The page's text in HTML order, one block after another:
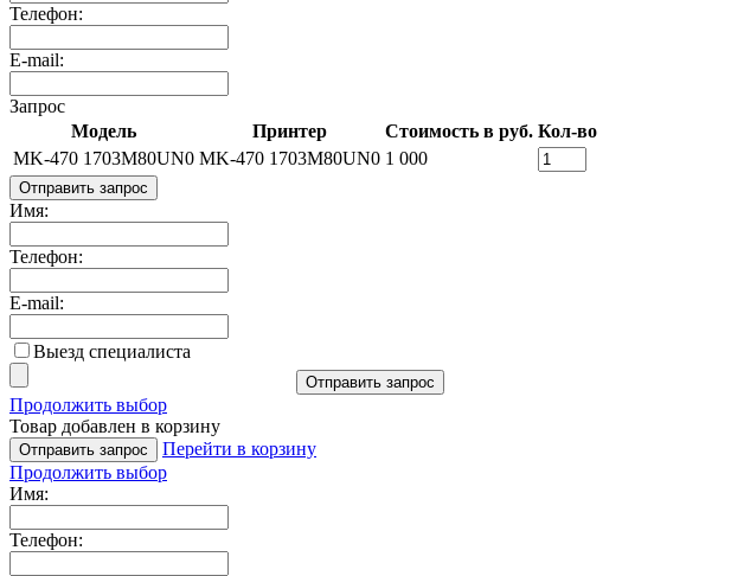
Телефон:
E-mail:
Запрос
Модель
Принтер Стоимость в руб. Кол-во
MK-470 1703M80UN0 MK-470 1703M80UN0 1 000
Отправить запрос
Имя:
Телефон:
E-mail:
Выезд специалиста
Отправить запрос
Продолжить выбор
Товар добавлен в корзину
Отправить запрос
Перейти в корзину
Продолжить выбор
Имя:
Телефон: